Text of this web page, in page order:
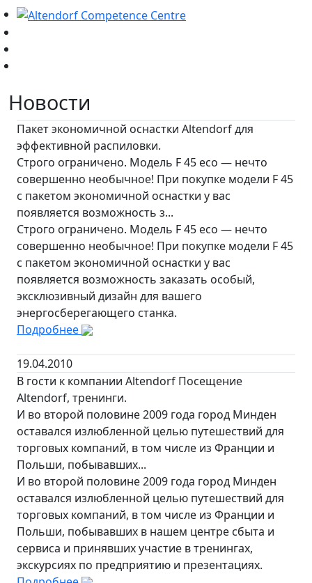
Новости
Пакет экономичной оснастки Altendorf для
эффективной распиловки.
Строго ограничено. Модель F 45 eco — нечто
совершенно необычное! При покупке модели F 45
с пакетом экономичной оснастки у вас
появляется возможность з...
Строго ограничено. Модель F 45 eco — нечто
совершенно необычное! При покупке модели F 45
с пакетом экономичной оснастки у вас
появляется возможность заказать особый,
эксклюзивный дизайн для вашего
энергосберегающего станка.
Подробнее
19.04.2010
В гости к компании Altendorf Посещение
Altendorf, тренинги.
И во второй половине 2009 года город Минден
оставался излюбленной целью путешествий для
торговых компаний, в том числе из Франции и
Польши, побывавших...
И во второй половине 2009 года город Минден
оставался излюбленной целью путешествий для
торговых компаний, в том числе из Франции и
Польши, побывавших в нашем центре сбыта и
сервиса и принявших участие в тренингах,
экскурсиях по предприятию и презентациях.